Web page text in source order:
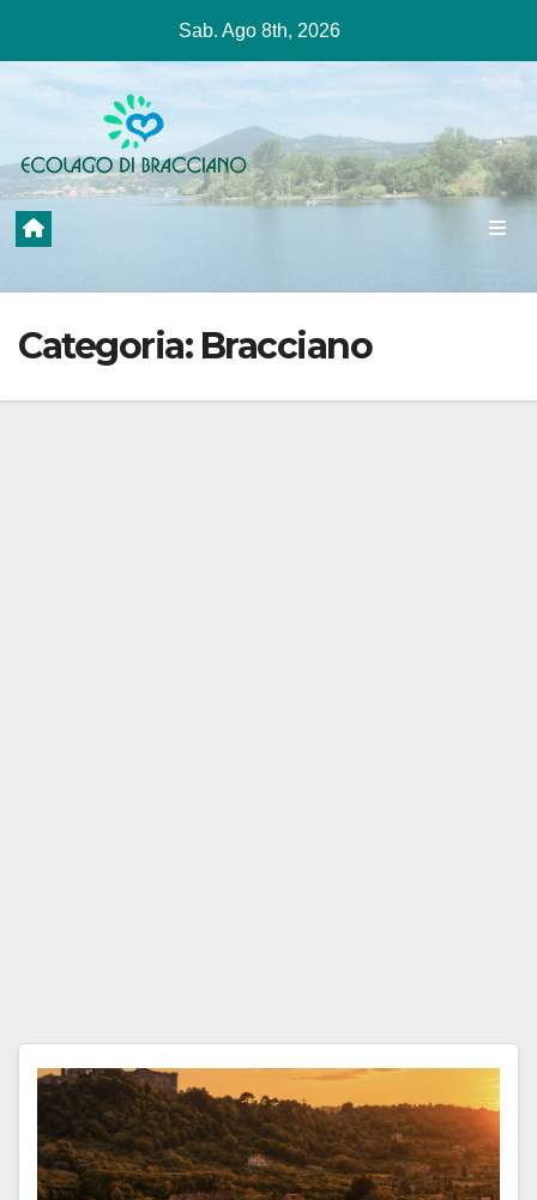
contenuto
Sab. Ago 8th, 2026
Categoria: Bracciano